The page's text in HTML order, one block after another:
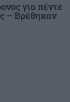
τον
για πέντε
– Βρέθηκαν